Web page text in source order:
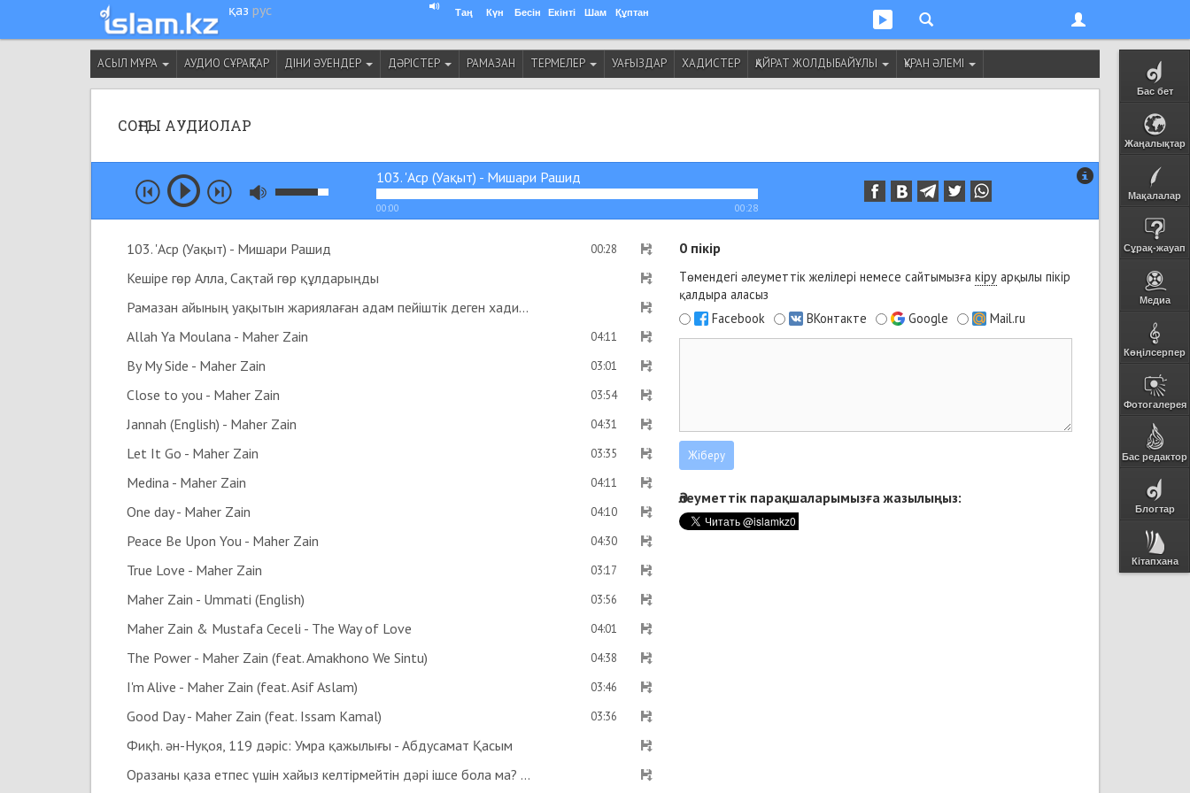
қаз рус Таң Күн Бесін Екінті Шам Құптан
Бас бет
Жаңалықтар
Мақалалар
Сұрақ-жауап
Медиа
Көңілсерпер
Фотогалерея
Бас редактор
Блогтар
Кітапхана
АСЫЛ МҰРА АУДИО СҰРАҚТАР ДІНИ ӘУЕНДЕР ДӘРІСТЕР РАМАЗАН ТЕРМЕЛЕР УАҒЫЗДАР ХАДИСТЕР ҚАЙРАТ ЖОЛДЫБАЙҰЛЫ ҚҰРАН ӘЛЕМІ
СОҢҒЫ АУДИОЛАР
103. 'Аср (Уақыт) - Мишари Рашид
00:00 00:28
103. 'Аср (Уақыт) - Мишари Рашид 00:28
Кешіре гөр Алла, Сақтай гөр құлдарыңды
Рамазан айының уақытын жариялаған адам пейіштік деген хадис бар ма? - Абдусамат Қасым
Allah Ya Moulana - Maher Zain
04:11
By My Side - Maher Zain 03:01
Close to you - Maher Zain 03:54
Jannah (English) - Maher Zain 04:31
Let It Go - Maher Zain 03:35
Medina - Maher Zain 04:11
One day - Maher Zain 04:10
Peace Be Upon You - Maher Zain 04:30
True Love - Maher Zain 03:17
Maher Zain - Ummati (English) 03:56
Maher Zain & Mustafa Ceceli - The Way of Love 04:01
The Power - Maher Zain (feat. Amakhono We Sintu) 04:38
I'm Alive - Maher Zain (feat. Asif Aslam) 03:46
Good Day - Maher Zain (feat. Issam Kamal) 03:36
Фиқһ. ән-Нуқоя, 119 дәріс: Умра қажылығы - Абдусамат Қасым
Оразаны қаза етпес үшін хайыз келтірмейтін дәрі ішсе бола ма? Көзге дәрі тамызса ораза бұзыла ма? - Абдусамат Қасым
0пікір
Төмендегі әлеуметтік желілері немесе сайтымызға кіруарқылы пікір
қалдыра аласыз
Facebook
ВКонтакте Google Mail.ru
Әлеуметтік парақшаларымызға жазылыңыз: